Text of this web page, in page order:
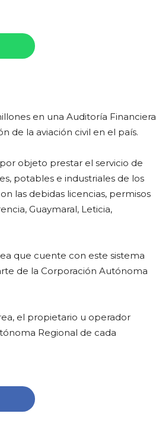
en una Auditoría Financiera
de la aviación civil en el país.
objeto prestar el servicio de
potables e industriales de los
las debidas licencias, permisos
Guaymaral, Leticia,
que cuente con este sistema
de la Corporación Autónoma
el propietario u operador
Regional de cada